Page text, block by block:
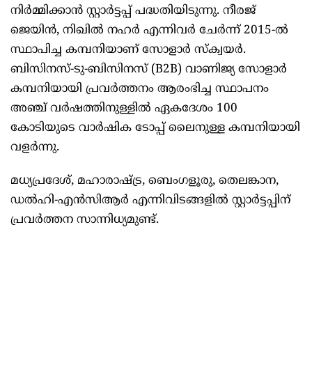
നിർമ്മിക്കാൻ സ്റ്റാർട്ടപ്പ് പദ്ധതിയിടുന്നു. നീരജ്
ജെയിൻ, നിഖിൽ നഹർ എന്നിവർ ചേർന്ന് 2015-ൽ
സ്ഥാപിച്ച കമ്പനിയാണ് സോളാർ സ്‌ക്വയർ.
ബിസിനസ്-ടു-ബിസിനസ് (B2B) വാണിജ്യ സോളാർ
കമ്പനിയായി പ്രവർത്തനം ആരംഭിച്ച സ്ഥാപനം
അഞ്ച് വർഷത്തിനുള്ളിൽ ഏകദേശം 100
കോടിയുടെ വാർഷിക ടോപ്പ് ലൈനുള്ള കമ്പനിയായി
വളർന്നു.
മധ്യപ്രദേശ്, മഹാരാഷ്ട്ര, ബെംഗളൂരു, തെലങ്കാന,
ഡൽഹി-എൻസിആർ എന്നിവിടങ്ങളിൽ സ്റ്റാർട്ടപ്പിന്
പ്രവർത്തന സാന്നിധ്യമുണ്ട്.